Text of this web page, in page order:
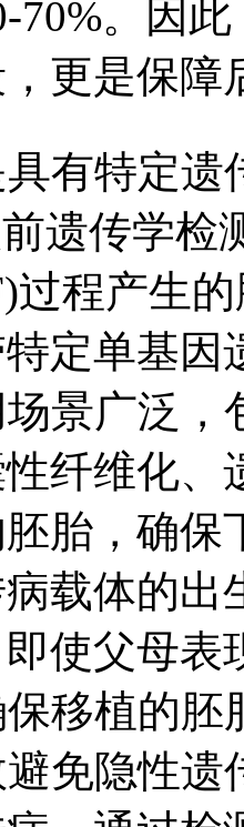
70%。因
更是保障
特定遗
遗传学检
过程产生
定单基因
景广泛
纤维化
胎，确保
载体的出
使父母
移植的
免隐性